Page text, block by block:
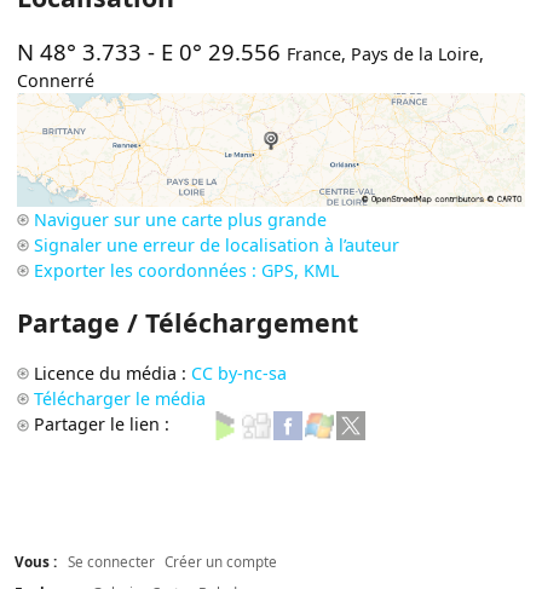
N 48° 3.733 - E 0° 29.556 France, Pays de la Loire,
Connerré
Naviguer sur une carte plus grande
Signaler une erreur de localisation à l’auteur
Exporter les coordonnées : GPS, KML
Partage / Téléchargement
Licence du média : CC by-nc-sa
Télécharger le média
Partager le lien :
Vous : Se connecter Créer un compte